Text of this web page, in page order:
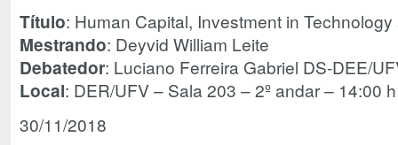
Título: Human Capital, Investment in
Mestrando: Deyvid William Leite
Debatedor: Luciano Ferreira Gabriel DS-DEE/
Local: DER/UFV – Sala 203 – 2º andar – 14:00 h
30/11/2018